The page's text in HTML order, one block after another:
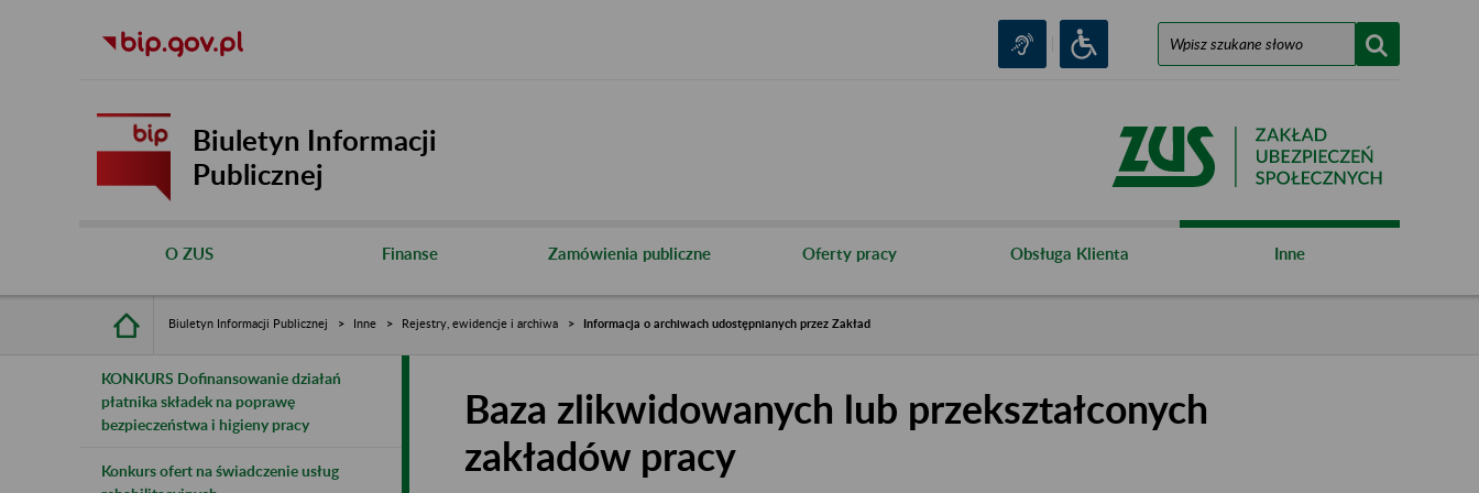
Biuletyn Informacji
Publicznej
O ZUS Finanse Zamówienia publiczne Oferty pracy Obsługa Klienta Inne
Biuletyn Informacji Publicznej Inne Rejestry, ewidencje i archiwa Informacja o archiwach udostępnianych przez Zakład
KONKURS Dofinansowanie działań
płatnika składek na poprawę
bezpieczeństwa i higieny pracy
Konkurs ofert na świadczenie usług
Baza zlikwidowanych lub przekształconych
zakładów pracy